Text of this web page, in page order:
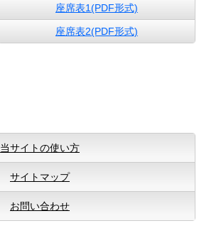
座席表1(PDF形式)
座席表2(PDF形式)
当サイトの使い方
サイトマップ
お問い合わせ